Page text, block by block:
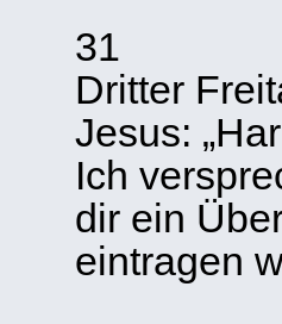
31
Dritter
Jesus:
Ich
dir ein
eintragen